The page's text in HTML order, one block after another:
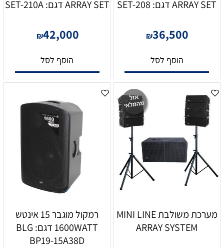
ARRAY SET דגם: SET-208
₪36,500
הוסף לסל
ARRAY SET דגם: SET-210A
₪42,000
הוסף לסל
מערכת משולבת MINI LINE
ARRAY SYSTEM
רמקול מוגבר 15 אינטש
1600WATT דגם: BLG
BP19-15A38D